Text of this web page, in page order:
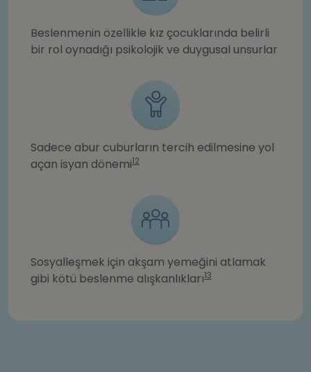
Beslenmenin özellikle kız çocuklarında belirli
bir rol oynadığı psikolojik ve duygusal unsurlar
Sadece abur cuburların tercih edilmesine yol
açan isyan dönemi12
Sosyalleşmek için akşam yemeğini atlamak
gibi kötü beslenme alışkanlıkları13